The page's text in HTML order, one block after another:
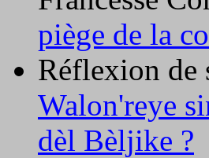
piège de la
Réflexion
Walon'reye
dèl Bèljike ?